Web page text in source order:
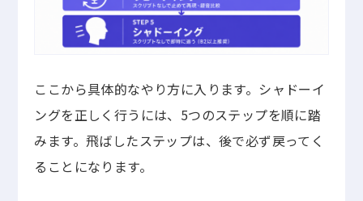
ここから具体的なやり方に入ります。シャドーイ
ングを正しく行うには、5つのステップを順に踏
みます。飛ばしたステップは、後で必ず戻ってく
ることになります。